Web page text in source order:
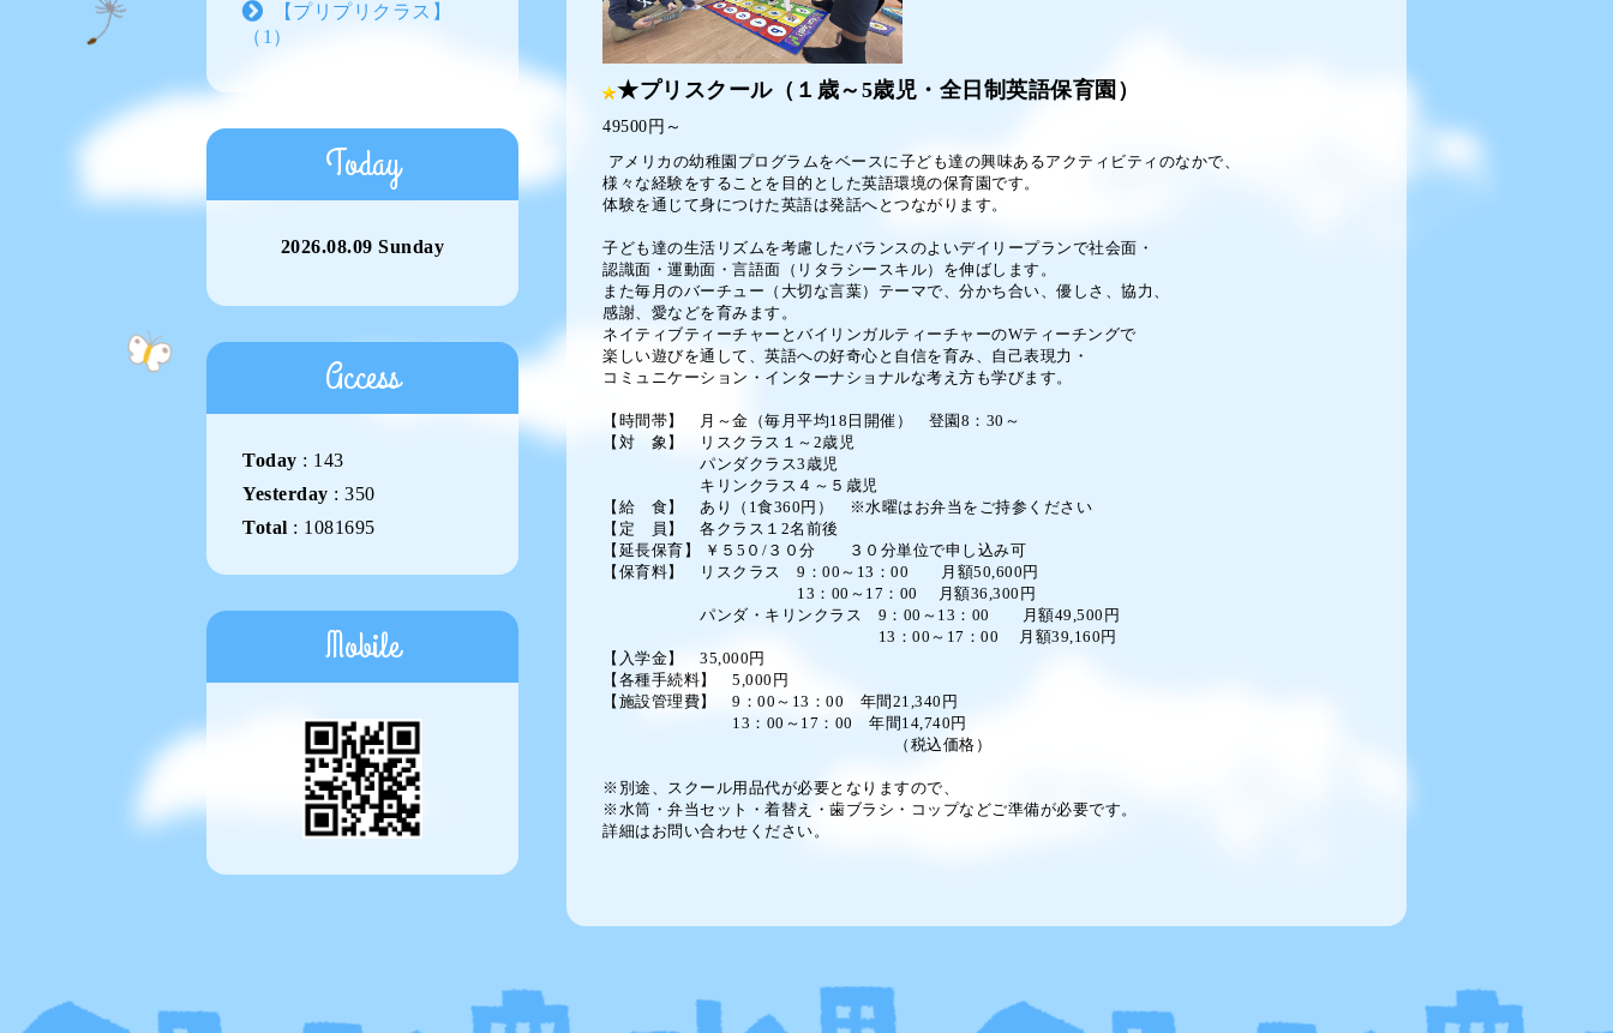
★プリスクール（１歳～5歳児・全日制英語保育園）
49500円～
ア メリカの幼稚園プログラムをベースに子ども達の興味あるアクティビティのなかで、
様々な経験をすることを目的とした英語環境の保育園です。
体験を通じて身につけた英語は発話へとつながります。
子ども達の生活リズムを考慮したバランスのよいデイリープランで社会面・
認識面・ 運動面・言語面（リタラシースキル）を伸ばします。
また毎月のバーチュー（大切な言葉）テーマで、分かち合い、優しさ、協力、
感謝、 愛などを育みます。
ネイティブティーチャーとバイリンガルティーチャーのWティーチングで
楽しい遊びを通して、英語への好奇心と自信を育み、自己表現力・
コミュニケーション・ インターナショナルな考え方も学びます。
【時間帯】 月～金（毎月平均18日開催） 登園8：30～
【対 象】
リスクラス１～2歳児
パンダクラス3歳児
キリンクラス４～５歳児
【給 食】 あり（1食360円） ※水曜はお弁当をご持参ください
【定 員】 各クラス１2名前後
【延長保育】 ￥５5０/３０分 ３０分単位で申し込み可
【保育料】 リスクラス 9：00～13：00 月額50 ,600円
13：00～17：00 月額36,300円
パンダ・キリンクラス 9：00～13：00 月額49,500 円
13：00～17：00 月額39,160円
【入学金】 35,000円
【各種手続料】 5,000円
【施設管理費】 9：00～13：00 年間21,340円
13：00～17：00 年間14,740円
（税込価格）
※別途、スクール用品代が必要となりますので、
※水筒・弁当セット・着替え・歯ブラシ・コップなどご準備が必要です。
詳細はお問い合わせください。
【プリプリクラス】
（1）
Today
2026.08.09 Sunday
Access
Today : 143
Yesterday : 350
Total : 1081695
Mobile